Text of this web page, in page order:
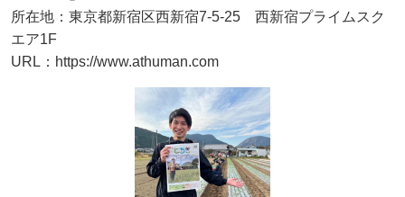
所在地：東京都新宿区西新宿7-5-25 西新宿プライムスク
エア1F
URL：https://www.athuman.com